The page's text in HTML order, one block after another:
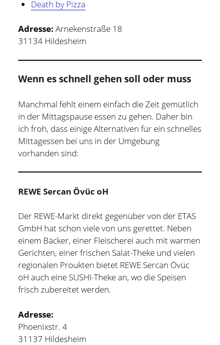
Death by Pizza
Adresse: Arnekenstraße 18
31134 Hildesheim
Wenn es schnell gehen soll oder muss
Manchmal fehlt einem einfach die Zeit gemütlich
in der Mittagspause essen zu gehen. Daher bin
ich froh, dass einige Alternativen für ein schnelles
Mittagessen bei uns in der Umgebung
vorhanden sind:
REWE Sercan Övüc oH
Der REWE-Markt direkt gegenüber von der ETAS
GmbH hat schon viele von uns gerettet. Neben
einem Bäcker, einer Fleischerei auch mit warmen
Gerichten, einer frischen Salat-Theke und vielen
regionalen Proukten bietet REWE Sercan Övüc
oH auch eine SUSHI-Theke an, wo die Speisen
frisch zubereitet werden.
Adresse:
Phoenixstr. 4
31137 Hildesheim